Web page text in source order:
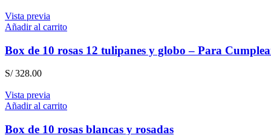
Vista previa
Añadir al carrito
Box de 10 rosas 12 tulipanes y globo – Para
S/328.00
Vista previa
Añadir al carrito
Box de 10 rosas blancas y rosadas